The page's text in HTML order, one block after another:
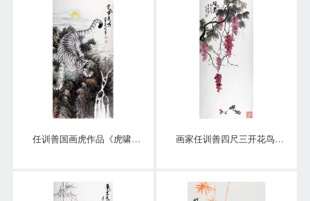
任训善国画虎作品《虎啸泉鸣》四尺整张真迹 画家任训善四尺三开花鸟画作品《硕果》